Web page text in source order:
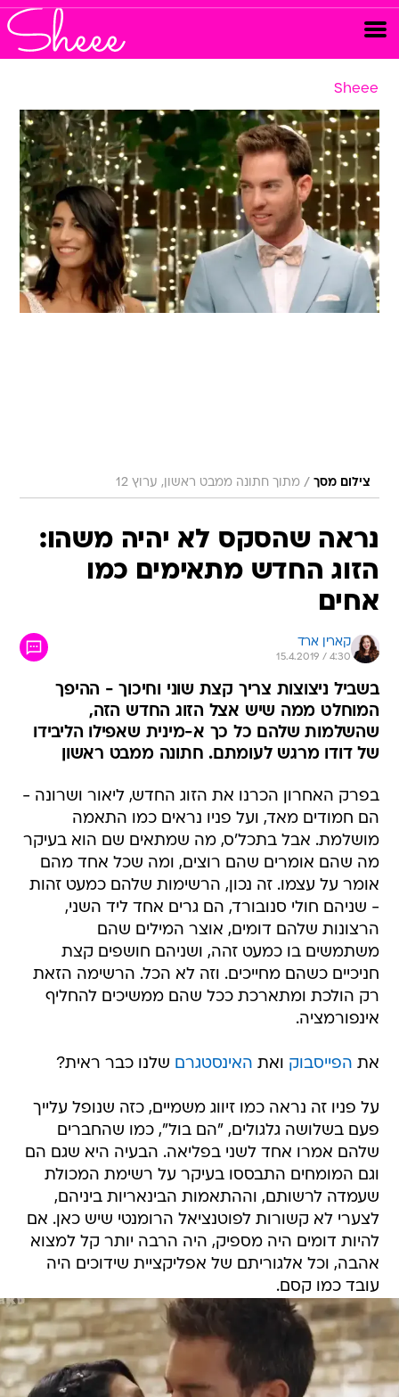
Sheee
צילום מסך / מתוך חתונה ממבט ראשון, ערוץ 12
נראה שהסקס לא יהיה משהו:
הזוג החדש מתאימים כמו
אחים
קארין ארד
15.4.2019 / 4:30
בשביל ניצוצות צריך קצת שוני וחיכוך - ההיפך
המוחלט ממה שיש אצל הזוג החדש הזה,
שהשלמות שלהם כל כך א-מינית שאפילו הליבידו
של דודו מרגש לעומתם. חתונה ממבט ראשון
בפרק האחרון הכרנו את הזוג החדש, ליאור ושרונה -
הם חמודים מאד, ועל פניו נראים כמו התאמה
מושלמת. אבל בתכל'ס, מה שמתאים שם הוא בעיקר
מה שהם אומרים שהם רוצים, ומה שכל אחד מהם
אומר על עצמו. זה נכון, הרשימות שלהם כמעט זהות
- שניהם חולי סנובורד, הם גרים אחד ליד השני,
הרצונות שלהם דומים, אוצר המילים שהם
משתמשים בו כמעט זהה, ושניהם חושפים קצת
חניכיים כשהם מחייכים. וזה לא הכל. הרשימה הזאת
רק הולכת ומתארכת ככל שהם ממשיכים להחליף
אינפורמציה.
את הפייסבוק ואת האינסטגרם שלנו כבר ראית?
על פניו זה נראה כמו זיווג משמיים, כזה שנופל עלייך
פעם בשלושה גלגולים, "הם בול", כמו שהחברים
שלהם אמרו אחד לשני בפליאה. הבעיה היא שגם הם
וגם המומחים התבססו בעיקר על רשימת המכולת
שעמדה לרשותם, וההתאמות הבינאריות ביניהם,
לצערי לא קשורות לפוטנציאל הרומנטי שיש כאן. אם
להיות דומים היה מספיק, היה הרבה יותר קל למצוא
אהבה, וכל אלגוריתם של אפליקציית שידוכים היה
עובד כמו קסם.